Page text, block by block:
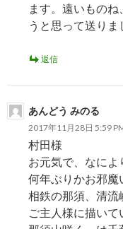
ます。遠いもの
うと思って送りま
返信
あんどう みのる
2017年11月28日 5:59
村田様
お元気で、なによ
何年ぶりかお邪魔
相鉄の那須、清流
ご主人様に描いて